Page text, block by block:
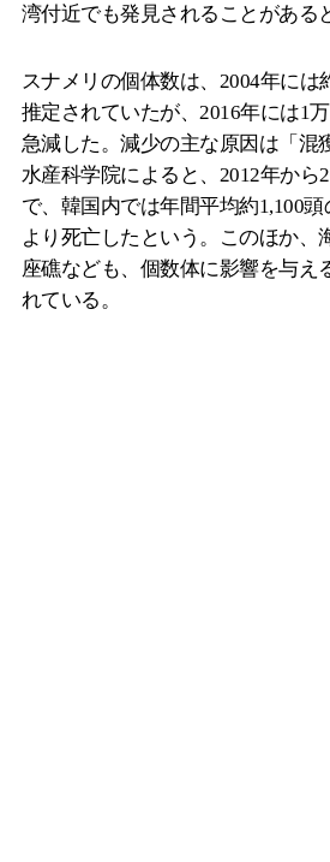
湾付近でも発見されることがある
スナメリの個体数は、2004年には
推定されていたが、2016年には1
急減した。減少の主な原因は「混
水産科学院によると、2012年から
で、韓国内では年間平均約1,100
より死亡したという。このほか、
座礁なども、個数体に影響を与え
れている。